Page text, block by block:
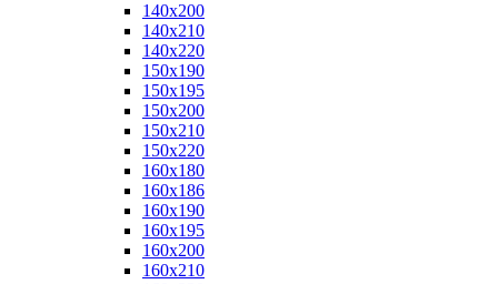
140x200
140x210
140x220
150x190
150x195
150x200
150x210
150x220
160x180
160x186
160x190
160x195
160x200
160x210